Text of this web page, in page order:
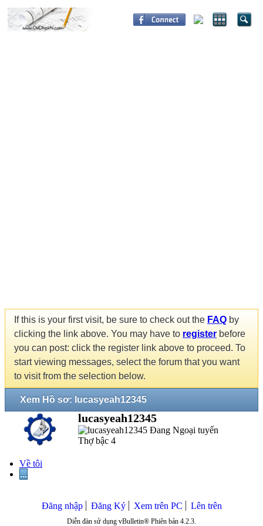
If this is your first visit, be sure to check out the FAQ by
clicking the link above. You may have to register before
you can post: click the register link above to proceed. To
start viewing messages, select the forum that you want
to visit from the selection below.
Xem Hồ sơ: lucasyeah12345
lucasyeah12345
Thợ bậc 4
Về tôi
...
Đăng nhập Đăng Ký Xem trên PC Lên trên
Diễn đàn sử dụng vBulletin® Phiên bản 4.2.3.